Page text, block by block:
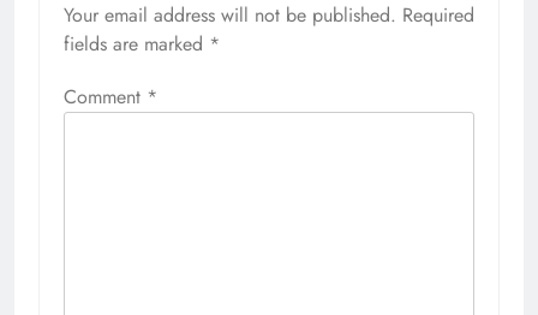
Your email address will not be published. Required
fields are marked *
Comment *